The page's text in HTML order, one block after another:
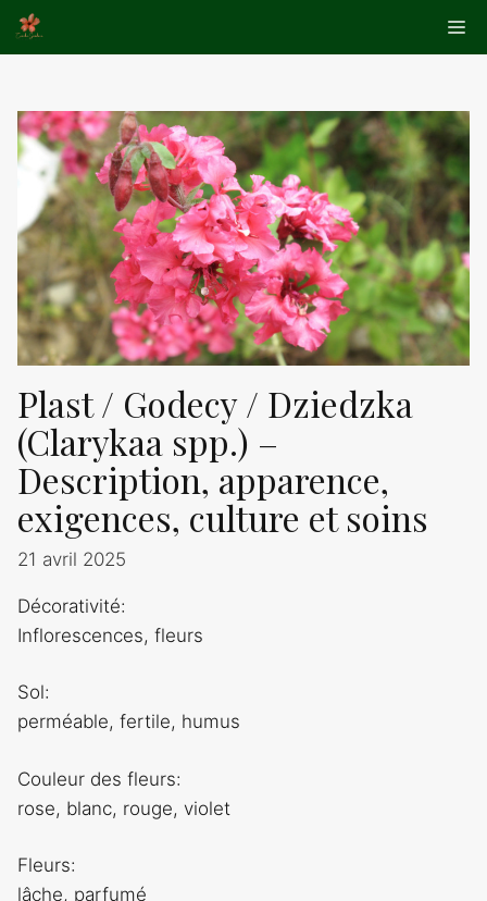
Aller
au
Plast / Godecy / Dziedzka
(Clarykaa spp.) –
Description, apparence,
exigences, culture et soins
21 avril 2025
Décorativité:
Inflorescences, fleurs
Sol:
perméable, fertile, humus
Couleur des fleurs:
rose, blanc, rouge, violet
Fleurs:
lâche, parfumé